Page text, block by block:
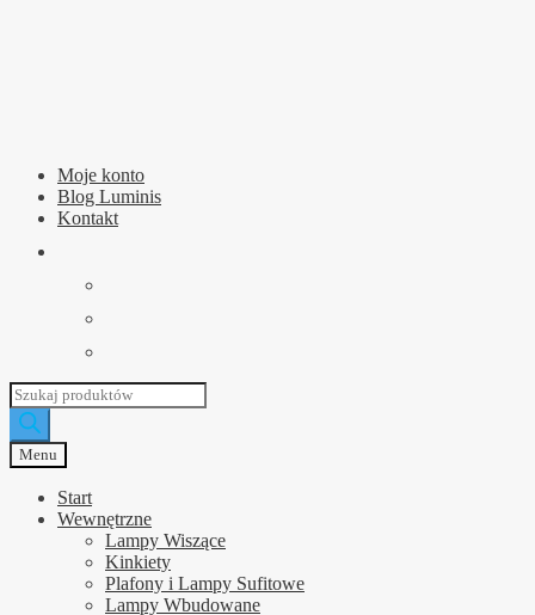
Moje konto
Blog Luminis
Kontakt
Wyszukiwarka
produktów
Menu
Start
Wewnętrzne
Lampy Wiszące
Kinkiety
Plafony i Lampy Sufitowe
Lampy Wbudowane